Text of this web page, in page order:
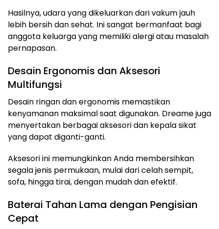
Hasilnya, udara yang dikeluarkan dari vakum jauh
lebih bersih dan sehat. Ini sangat bermanfaat bagi
anggota keluarga yang memiliki alergi atau masalah
pernapasan.
Desain Ergonomis dan Aksesori
Multifungsi
Desain ringan dan ergonomis memastikan
kenyamanan maksimal saat digunakan. Dreame juga
menyertakan berbagai aksesori dan kepala sikat
yang dapat diganti-ganti.
Aksesori ini memungkinkan Anda membersihkan
segala jenis permukaan, mulai dari celah sempit,
sofa, hingga tirai, dengan mudah dan efektif.
Baterai Tahan Lama dengan Pengisian
Cepat